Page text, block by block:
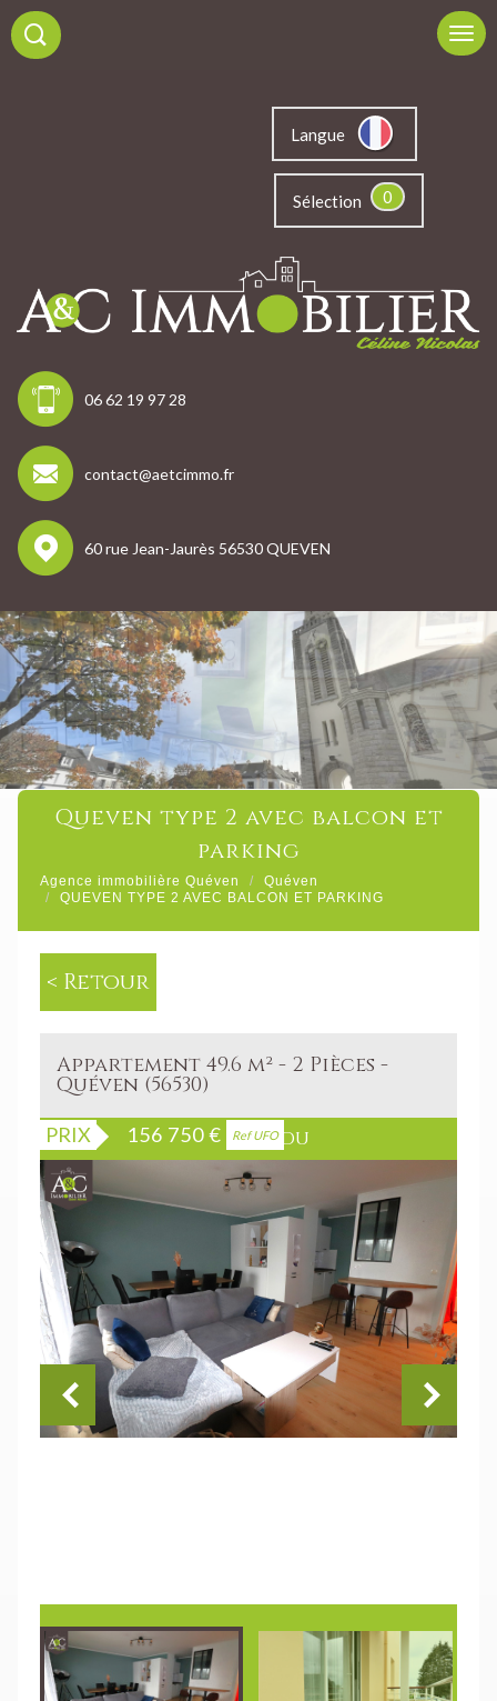
Langue
Sélection 0
06 62 19 97 28
contact@aetcimmo.fr
60 rue Jean-Jaurès 56530 QUEVEN
queven type 2 avec balcon et
parking
Agence immobilière Quéven
Quéven
QUEVEN TYPE 2 AVEC BALCON ET PARKING
< Retour
Appartement 49.6 m² - 2 Pièces -
Quéven (56530)
PRIX 156 750€ Ref UFO
Bien vendu